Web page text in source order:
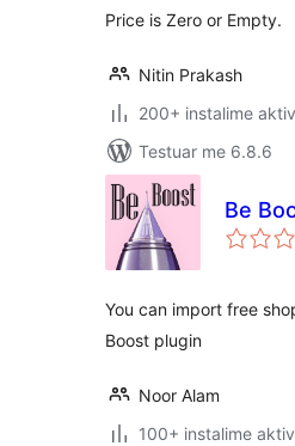
Price is Zero or Empty.
Nitin Prakash
200+ instalime
Testuar me 6.8.6
Be
You can import free
Boost plugin
Noor Alam
100+ instalime